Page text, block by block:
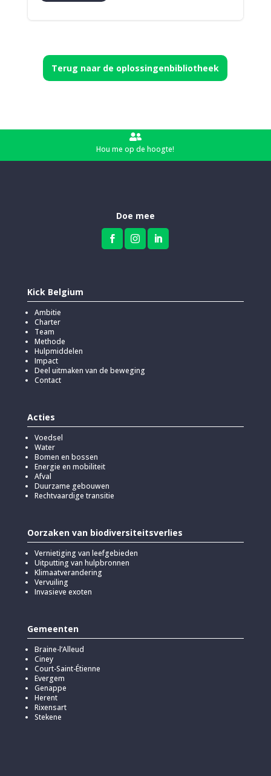
Terug naar de oplossingenbibliotheek

Hou me op de hoogte!
Doe mee
  
Kick Belgium
Ambitie
Charter
Team
Methode
Hulpmiddelen
Impact
Deel uitmaken van de beweging
Contact
Acties
Voedsel
Water
Bomen en bossen
Energie en mobiliteit
Afval
Duurzame gebouwen
Rechtvaardige transitie
Oorzaken van biodiversiteitsverlies
Vernietiging van leefgebieden
Uitputting van hulpbronnen
Klimaatverandering
Vervuiling
Invasieve exoten
Gemeenten
Braine-l’Alleud
Ciney
Court-Saint-Étienne
Evergem
Genappe
Herent
Rixensart
Stekene